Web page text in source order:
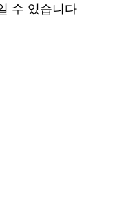
수 있습니다